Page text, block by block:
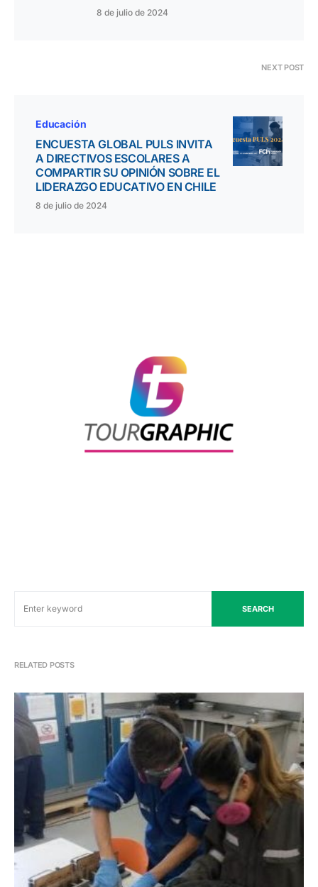
8 de julio de 2024
NEXT POST
Educación
ENCUESTA GLOBAL PULS INVITA
A DIRECTIVOS ESCOLARES A
COMPARTIR SU OPINIÓN SOBRE EL
LIDERAZGO EDUCATIVO EN CHILE
8 de julio de 2024
SEARCH
RELATED POSTS